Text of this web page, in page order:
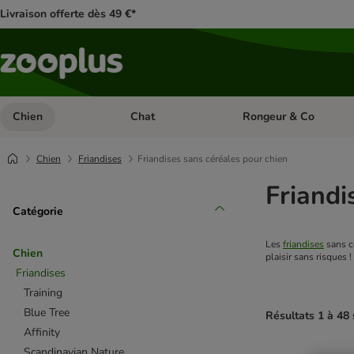
Livraison offerte dès 49 €*
Chien Dérouler les catégories: Chien
Chat Dérouler les catégories:
Rongeur & Co
Chien Friandises Friandises sans céréales pour chien
Catégorie
Chien
Friandises
Training
Blue Tree
Affinity
Les friandises sans
plaisir sans risques !
Résultats 1 à 48